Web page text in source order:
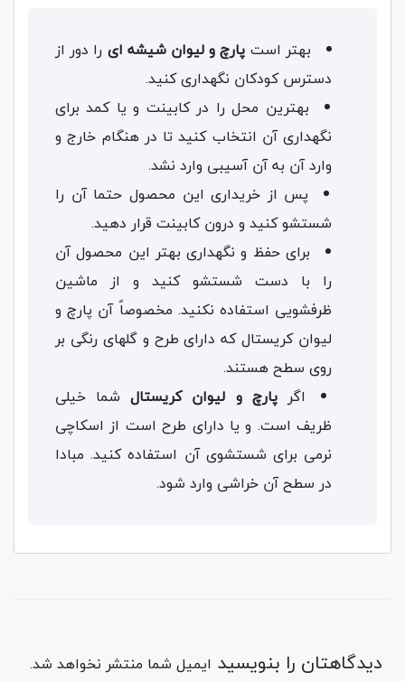
بهتر است پارچ و لیوان‌ شیشه‌ ای را دور از
دسترس کودکان نگهداری کنید.
بهترین محل را در کابینت و یا کمد برای
نگهداری آن انتخاب کنید تا در هنگام خارج و
وارد آن به آن آسیبی وارد نشد.
پس از خریداری این محصول حتما آن را
شستشو کنید و درون کابینت قرار دهید.
برای حفظ و نگهداری بهتر این محصول آن
را با دست شستشو کنید و از ماشین
ظرفشویی استفاده نکنید. مخصوصاً آن پارچ و
لیوان کریستال که دارای طرح و گلهای رنگی بر
روی سطح هستند.
اگرپارچ و لیوان کریستالشما خیلی
ظریف است. و یا دارای طرح است از اسکاچی
نرمی برای شستشوی آن استفاده کنید. مبادا
در سطح آن خراشی وارد شود.
دیدگاهتان را بنویسید ایمیل شما منتشر نخواهد شد.